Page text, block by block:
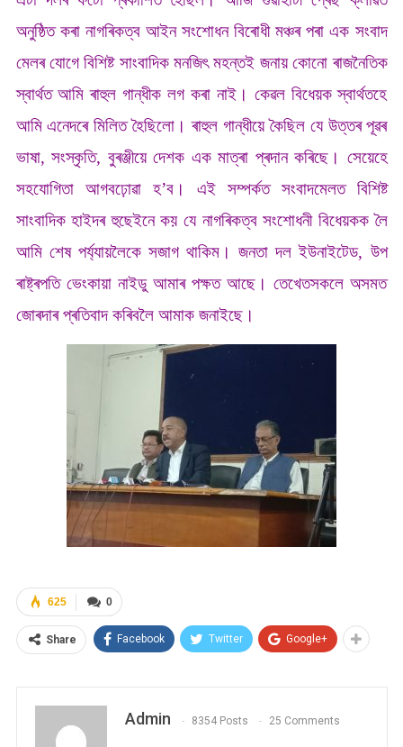
অনুষ্ঠিত কৰা নাগৰিকত্ব আইন সংশোধন বিৰোধী মঞ্চৰ পৰা এক সংবাদ
মেলৰ যোগে বিশিষ্ট সাংবাদিক মনজিৎ মহন্তই জনায় কোনো ৰাজনৈতিক
স্বাৰ্থত আমি ৰাহুল গান্ধীক লগ কৰা নাই। কেৱল বিধেয়ক স্বাৰ্থতহে
আমি এনেদৰে মিলিত হৈছিলো। ৰাহুল গান্ধীয়ে কৈছিল যে উত্তৰ পূৱৰ
ভাষা, সংস্কৃতি, বুৰঞ্জীয়ে দেশক এক মাত্ৰা প্ৰদান কৰিছে। সেয়েহে
সহযোগিতা আগবঢ়োৱা হ’ব। এই সম্পৰ্কত সংবাদমেলত বিশিষ্ট
সাংবাদিক হাইদৰ হুছেইনে কয় যে নাগৰিকত্ব সংশোধনী বিধেয়কক লৈ
আমি শেষ পৰ্য্যায়লৈকে সজাগ থাকিম। জনতা দল ইউনাইটেড, উপ
ৰাষ্ট্ৰপতি ভেংকায়া নাইডু আমাৰ পক্ষত আছে। তেখেতসকলে অসমত
জোৰদাৰ প্ৰতিবাদ কৰি‌বলৈ আমাক জনাইছে।
0
625
Share Facebook Twitter Google+
Admin 8354 Posts 25 Comments